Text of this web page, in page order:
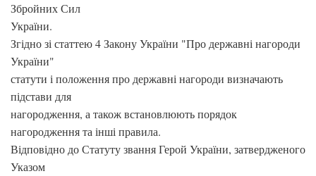
Збройних Сил
України.
Згідно зі статтею 4 Закону України "Про державні нагороди
України"
статути і положення про державні нагороди визначають
підстави для
нагородження, а також встановлюють порядок
нагородження та інші правила.
Відповідно до Статуту звання Герой України, затвердженого
Указом